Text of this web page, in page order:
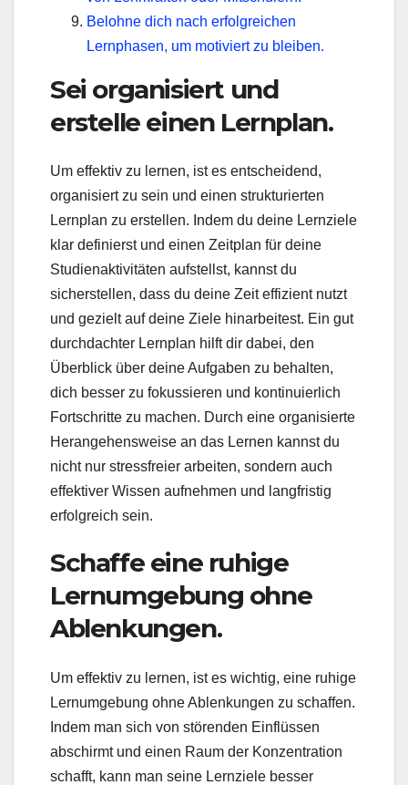
Belohne dich nach erfolgreichen
Lernphasen, um motiviert zu bleiben.
Sei organisiert und
erstelle einen Lernplan.
Um effektiv zu lernen, ist es entscheidend,
organisiert zu sein und einen strukturierten
Lernplan zu erstellen. Indem du deine Lernziele
klar definierst und einen Zeitplan für deine
Studienaktivitäten aufstellst, kannst du
sicherstellen, dass du deine Zeit effizient nutzt
und gezielt auf deine Ziele hinarbeitest. Ein gut
durchdachter Lernplan hilft dir dabei, den
Überblick über deine Aufgaben zu behalten,
dich besser zu fokussieren und kontinuierlich
Fortschritte zu machen. Durch eine organisierte
Herangehensweise an das Lernen kannst du
nicht nur stressfreier arbeiten, sondern auch
effektiver Wissen aufnehmen und langfristig
erfolgreich sein.
Schaffe eine ruhige
Lernumgebung ohne
Ablenkungen.
Um effektiv zu lernen, ist es wichtig, eine ruhige
Lernumgebung ohne Ablenkungen zu schaffen.
Indem man sich von störenden Einflüssen
abschirmt und einen Raum der Konzentration
schafft, kann man seine Lernziele besser